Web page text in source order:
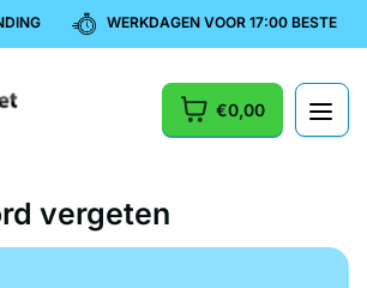
WERKDAGEN VOOR 17:00 BESTELD,
€0,00
vergeten